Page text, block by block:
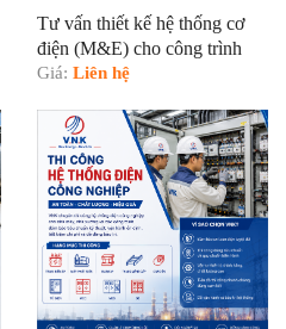
Tư vấn thiết kế hệ thống cơ
điện (M&E) cho công trình
Giá: Liên hệ